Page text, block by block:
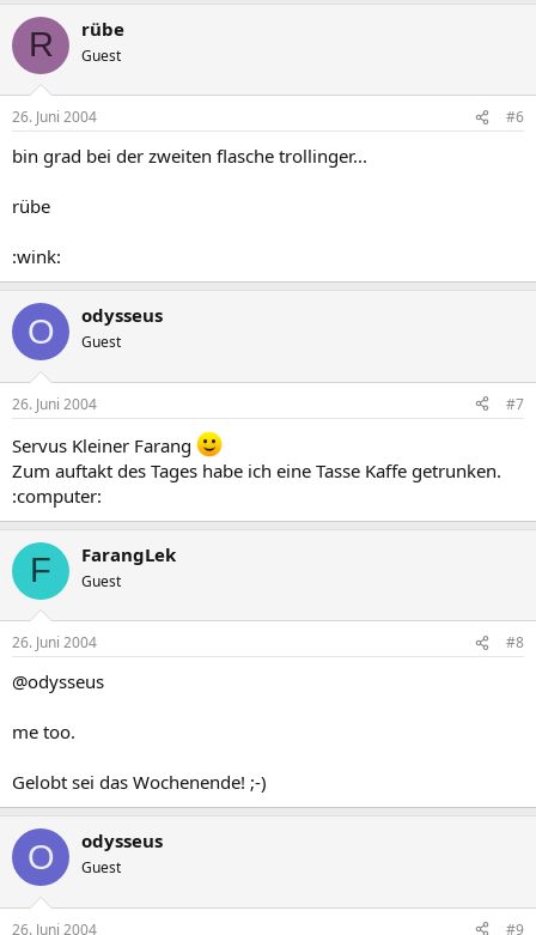
R rübe
Guest
26. Juni 2004 #6
bin grad bei der zweiten flasche trollinger...
rübe
:wink:
O odysseus
Guest
26. Juni 2004 #7
Servus Kleiner Farang
Zum auftakt des Tages habe ich eine Tasse Kaffe getrunken.
:computer:
F FarangLek
Guest
26. Juni 2004 #8
@odysseus
me too.
Gelobt sei das Wochenende! ;-)
O odysseus
Guest
26. Juni 2004 #9